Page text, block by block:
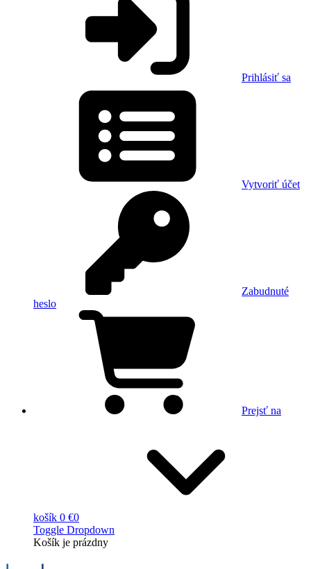
Prihlásiť sa
Vytvoriť účet
Zabudnuté
heslo
Prejsť na
košík 0 €0
Toggle Dropdown
Košík je prázdny